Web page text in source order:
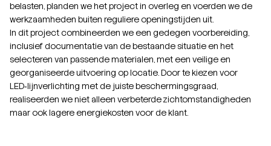
belasten, planden we het project in overleg en voerden we de
werkzaamheden buiten reguliere openingstijden uit.
In dit project combineerden we een gedegen voorbereiding,
inclusief documentatie van de bestaande situatie en het
selecteren van passende materialen, met een veilige en
georganiseerde uitvoering op locatie. Door te kiezen voor
LED‑lijnverlichting met de juiste beschermingsgraad,
realiseerden we niet alleen verbeterde zichtomstandigheden
maar ook lagere energiekosten voor de klant.